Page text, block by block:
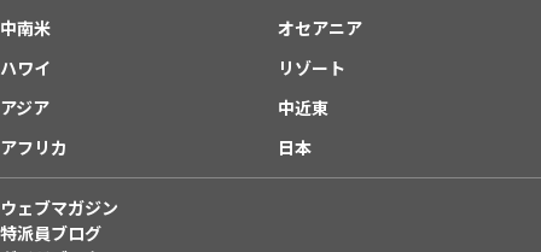
中南米
オセアニア
ハワイ
リゾート
アジア
中近東
アフリカ
日本
ウェブマガジン
特派員ブログ